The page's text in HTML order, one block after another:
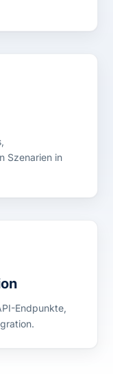
Szenarien in
Endpunkte,